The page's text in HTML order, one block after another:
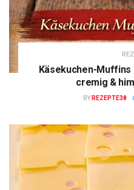
Käsekuchen-Muffins
cremig &
BY REZEPTE38